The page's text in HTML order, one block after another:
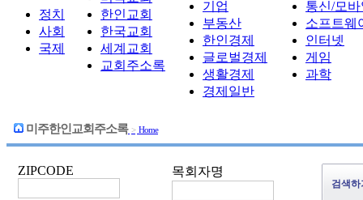
정치
사회
국제
한인교회
한국교회
세계교회
교회주소록
기업
부동산
한인경제
글로벌경제
생활경제
경제일반
통신/모
소프트웨
인터넷
게임
과학
미주한인교회주소록 > Home
ZIPCODE 목회자명